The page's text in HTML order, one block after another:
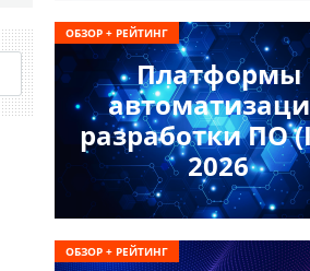
Платформы
разработки ПО
2026
ОБЗОР + РЕЙТИНГ
ОБЗОР + РЕЙТИНГ